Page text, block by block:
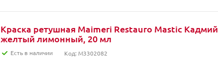
Краска ретушная Maimeri Restauro Mastic Кадмий
желтый лимонный, 20 мл
Есть в наличии Код: M3302082